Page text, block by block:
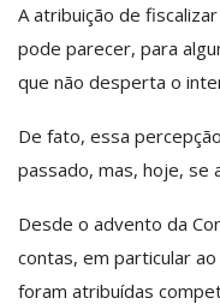
A atribuição de
pode parecer, para
que não desperta o
De fato, essa
passado, mas, hoje, se
Desde o advento da
contas, em particular
foram atribuídas